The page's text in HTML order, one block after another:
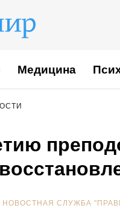
Медицина
НОВОСТНАЯ СЛУЖБА